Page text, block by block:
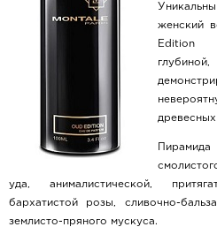
женский
Edition
древесных
уда, анималистической,
бархатистой розы, сливочно-
землисто-пряного мускуса.